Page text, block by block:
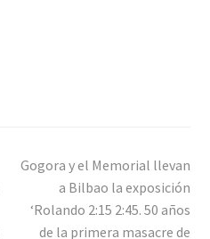
next
Gogora y el Memorial llevan
a Bilbao la exposición
‘Rolando 2:15 2:45. 50 años
de la primera masacre de